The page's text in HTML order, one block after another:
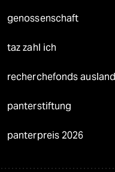
genossenschaft
taz zahl ich
recherchefonds ausland
panterstiftung
panterpreis 2026